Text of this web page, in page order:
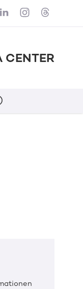
CENTER